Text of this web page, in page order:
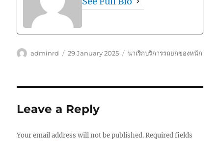
Author
adminrd
Posted
29 January 2025 Tags
นาเริกบริการรถยกของหนัก
Leave a Reply
Your email address will not be published. Required fields